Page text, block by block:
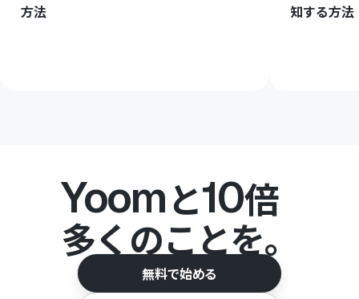
方法
知する方法
Yoomと10倍
多くのことを。
無料で始める